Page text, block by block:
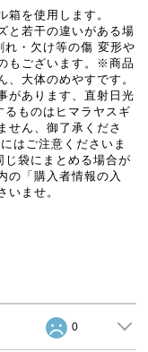
を使用します。
若干の違いがある場
・欠け等の傷 変形や
もございます。※商品
、大体のめやすです。
があります、直射日光
ものはヒマラヤスギ
せん、御了承くださ
はご注意くださいま
袋にまとめる場合が
の「購入者情報の入
いませ。
0